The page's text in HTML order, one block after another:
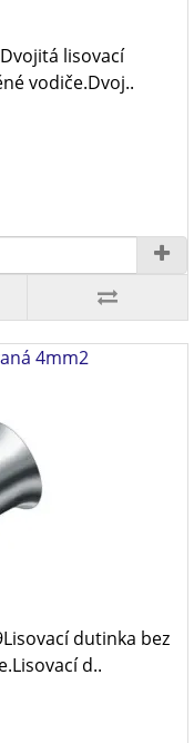
lisovací
vodiče.Dvoj..
4mm2
dutinka bez
d..